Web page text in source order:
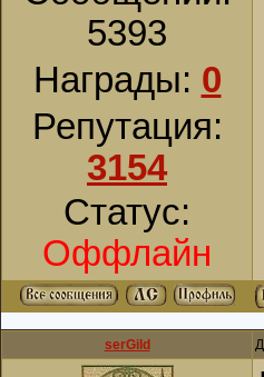
5393
Награды: 0
Репутация:
3154
Статус:
Оффлайн
serGild